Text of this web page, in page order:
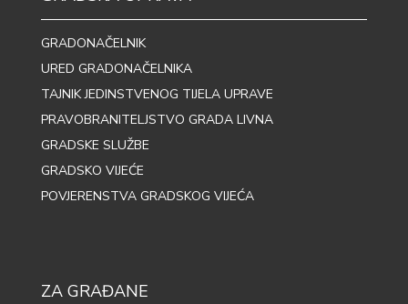
GRADONAČELNIK
URED GRADONAČELNIKA
TAJNIK JEDINSTVENOG TIJELA UPRAVE
PRAVOBRANITELJSTVO GRADA LIVNA
GRADSKE SLUŽBE
GRADSKO VIJEĆE
POVJERENSTVA GRADSKOG VIJEĆA
ZA GRAĐANE